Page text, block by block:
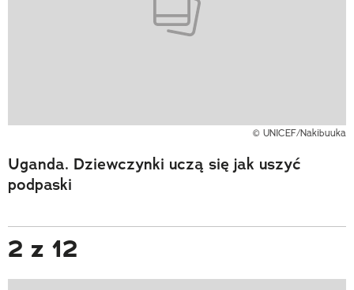
© UNICEF/Nakibuuka
Uganda. Dziewczynki uczą się jak uszyć
podpaski
2 z 12